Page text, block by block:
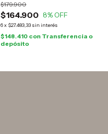
$164.900
$179.900
8% OFF
6x $27.483,33 sin interés
$148.410 con Transferencia o
depósito